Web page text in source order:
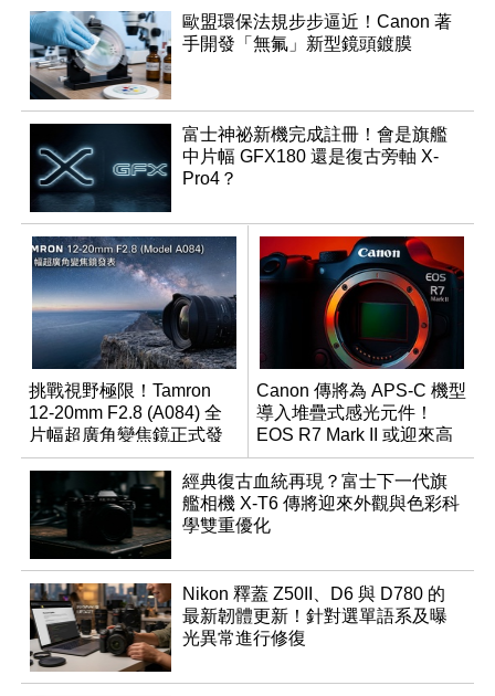
歐盟環保法規步步逼近！Canon 著
手開發「無氟」新型鏡頭鍍膜
富士神祕新機完成註冊！會是旗艦
中片幅 GFX180 還是復古旁軸 X-
Pro4？
挑戰視野極限！Tamron
12-20mm F2.8 (A084) 全
片幅超廣角變焦鏡正式發
表
Canon 傳將為 APS-C 機型
導入堆疊式感光元件！
EOS R7 Mark II 或迎來高
速讀出升級
經典復古血統再現？富士下一代旗
艦相機 X-T6 傳將迎來外觀與色彩科
學雙重優化
Nikon 釋蓋 Z50II、D6 與 D780 的
最新韌體更新！針對選單語系及曝
光異常進行修復